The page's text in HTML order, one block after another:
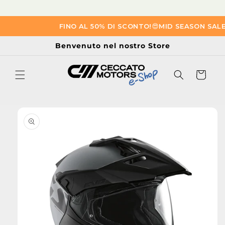
FINO AL 50% DI SCONTO!😎​MID SEASON SALE😎​
Vai
ai contenuti
Benvenuto nel nostro Store
Carrello
informazioni
sul prodotto